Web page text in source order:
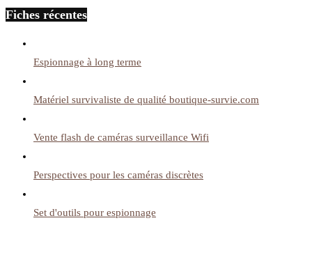
Fiches récentes
Espionnage à long terme
Matériel survivaliste de qualité boutique-survie.com
Vente flash de caméras surveillance Wifi
Perspectives pour les caméras discrètes
Set d'outils pour espionnage